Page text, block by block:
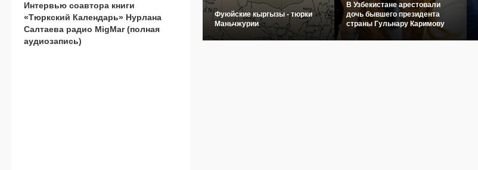
Фуюйские кыргызы - тюрки
Маньчжурии
В Узбекистане арестовали
дочь бывшего президента
страны Гульнару Каримову
Интервью соавтора книги
«Тюркский Календарь» Нурлана
Салтаева радио MigMar (полная
аудиозапись)